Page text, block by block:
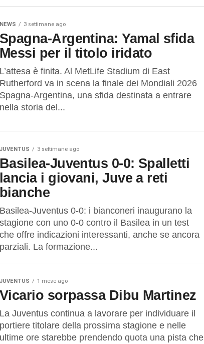
NEWS 3 settimane ago
Spagna-Argentina: Yamal sfida
Messi per il titolo iridato
L’attesa è finita. Al MetLife Stadium di East
Rutherford va in scena la finale dei Mondiali 2026
Spagna-Argentina, una sfida destinata a entrare
nella storia del...
JUVENTUS 3 settimane ago
Basilea-Juventus 0-0: Spalletti
lancia i giovani, Juve a reti
bianche
Basilea-Juventus 0-0: i bianconeri inaugurano la
stagione con uno 0-0 contro il Basilea in un test
che offre indicazioni interessanti, anche se ancora
parziali. La formazione...
JUVENTUS 1 mese ago
Vicario sorpassa Dibu Martinez
La Juventus continua a lavorare per individuare il
portiere titolare della prossima stagione e nelle
ultime ore starebbe prendendo quota una pista che